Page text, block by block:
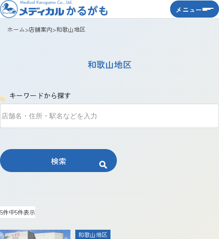
メニュー
ホーム>店舗案内>和歌山地区
和歌山地区
キーワードから探す
検索
5件中5件表示
和歌山地区